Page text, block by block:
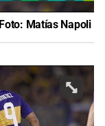
Foto: Matías Napoli